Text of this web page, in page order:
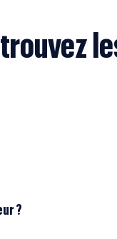
?